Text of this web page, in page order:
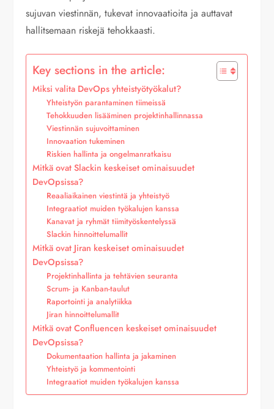
sujuvan viestinnän, tukevat innovaatioita ja auttavat
hallitsemaan riskejä tehokkaasti.
Key sections in the article:
Miksi valita DevOps yhteistyötyökalut?
Yhteistyön parantaminen tiimeissä
Tehokkuuden lisääminen projektinhallinnassa
Viestinnän sujuvoittaminen
Innovaation tukeminen
Riskien hallinta ja ongelmanratkaisu
Mitkä ovat Slackin keskeiset ominaisuudet
DevOpsissa?
Reaaliaikainen viestintä ja yhteistyö
Integraatiot muiden työkalujen kanssa
Kanavat ja ryhmät tiimityöskentelyssä
Slackin hinnoittelumallit
Mitkä ovat Jiran keskeiset ominaisuudet
DevOpsissa?
Projektinhallinta ja tehtävien seuranta
Scrum- ja Kanban-taulut
Raportointi ja analytiikka
Jiran hinnoittelumallit
Mitkä ovat Confluencen keskeiset ominaisuudet
DevOpsissa?
Dokumentaation hallinta ja jakaminen
Yhteistyö ja kommentointi
Integraatiot muiden työkalujen kanssa